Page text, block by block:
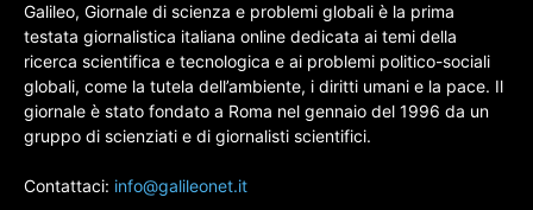
Galileo, Giornale di scienza e problemi globali è la prima
testata giornalistica italiana online dedicata ai temi della
ricerca scientifica e tecnologica e ai problemi politico-sociali
globali, come la tutela dell’ambiente, i diritti umani e la pace. Il
giornale è stato fondato a Roma nel gennaio del 1996 da un
gruppo di scienziati e di giornalisti scientifici.
Contattaci: info@galileonet.it